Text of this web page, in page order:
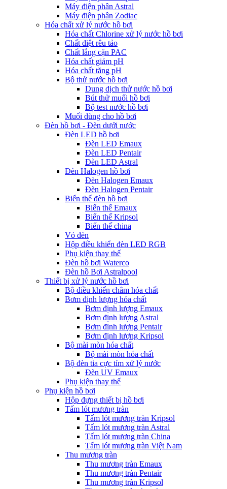
Máy điện phân Astral
Máy điện phân Zodiac
Hóa chất xử lý nước hồ bơi
Hóa chất Chlorine xử lý nước hồ bơi
Chất diệt rêu tảo
Chất lắng cặn PAC
Hóa chất giảm pH
Hóa chất tăng pH
Bộ thử nước hồ bơi
Dung dịch thử nước hồ bơi
Bút thử muối hồ bơi
Bộ test nước hồ bơi
Muối dùng cho hồ bơi
Đèn hồ bơi - Đèn dưới nước
Đèn LED hồ bơi
Đèn LED Emaux
Đèn LED Pentair
Đèn LED Astral
Đèn Halogen hồ bơi
Đèn Halogen Emaux
Đèn Halogen Pentair
Biến thế đèn hồ bơi
Biến thế Emaux
Biến thế Kripsol
Biến thế china
Vỏ đèn
Hộp điều khiển đèn LED RGB
Phụ kiện thay thế
Đèn hồ bơi Waterco
Đèn hồ Bơi Astralpool
Thiết bị xử lý nước hồ bơi
Bộ điều khiển châm hóa chất
Bơm định lượng hóa chất
Bơm định lượng Emaux
Bơm định lượng Astral
Bơm định lượng Pentair
Bơm định lượng Kripsol
Bộ mài mòn hóa chất
Bộ mài mòn hóa chất
Bộ đèn tia cực tím xử lý nước
Đèn UV Emaux
Phụ kiện thay thế
Phụ kiện hồ bơi
Hộp đựng thiết bị hồ bơi
Tấm lót mương tràn
Tấm lót mương tràn Kripsol
Tấm lót mương tràn Astral
Tấm lót mương tràn China
Tấm lót mương tràn Việt Nam
Thu mương tràn
Thu mương tràn Emaux
Thu mương tràn Pentair
Thu mương tràn Kripsol